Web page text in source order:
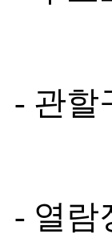
- 관할
- 열람